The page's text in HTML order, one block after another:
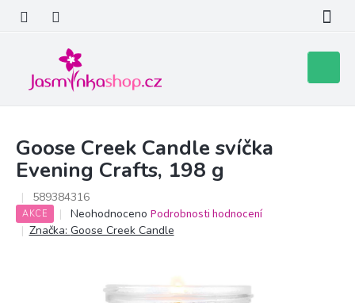
obsah
košík
Goose Creek Candle svíčka
Evening Crafts, 198 g
589384316
AKCE
Průměrné
hodnocení
Neohodnoceno Podrobnosti hodnocení
Značka: Goose Creek Candle